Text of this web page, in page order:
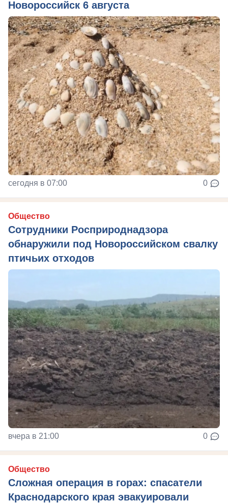
Новороссийск 6 августа
сегодня в 07:00 0
Общество
Сотрудники Росприроднадзора
обнаружили под Новороссийском свалку
птичьих отходов
вчера в 21:00 0
Общество
Сложная операция в горах: спасатели
Краснодарского края эвакуировали